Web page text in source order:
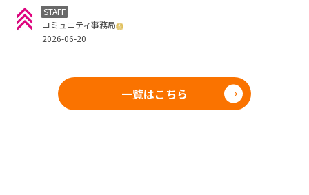
STAFF
コミュニティ事務局
2026-06-20